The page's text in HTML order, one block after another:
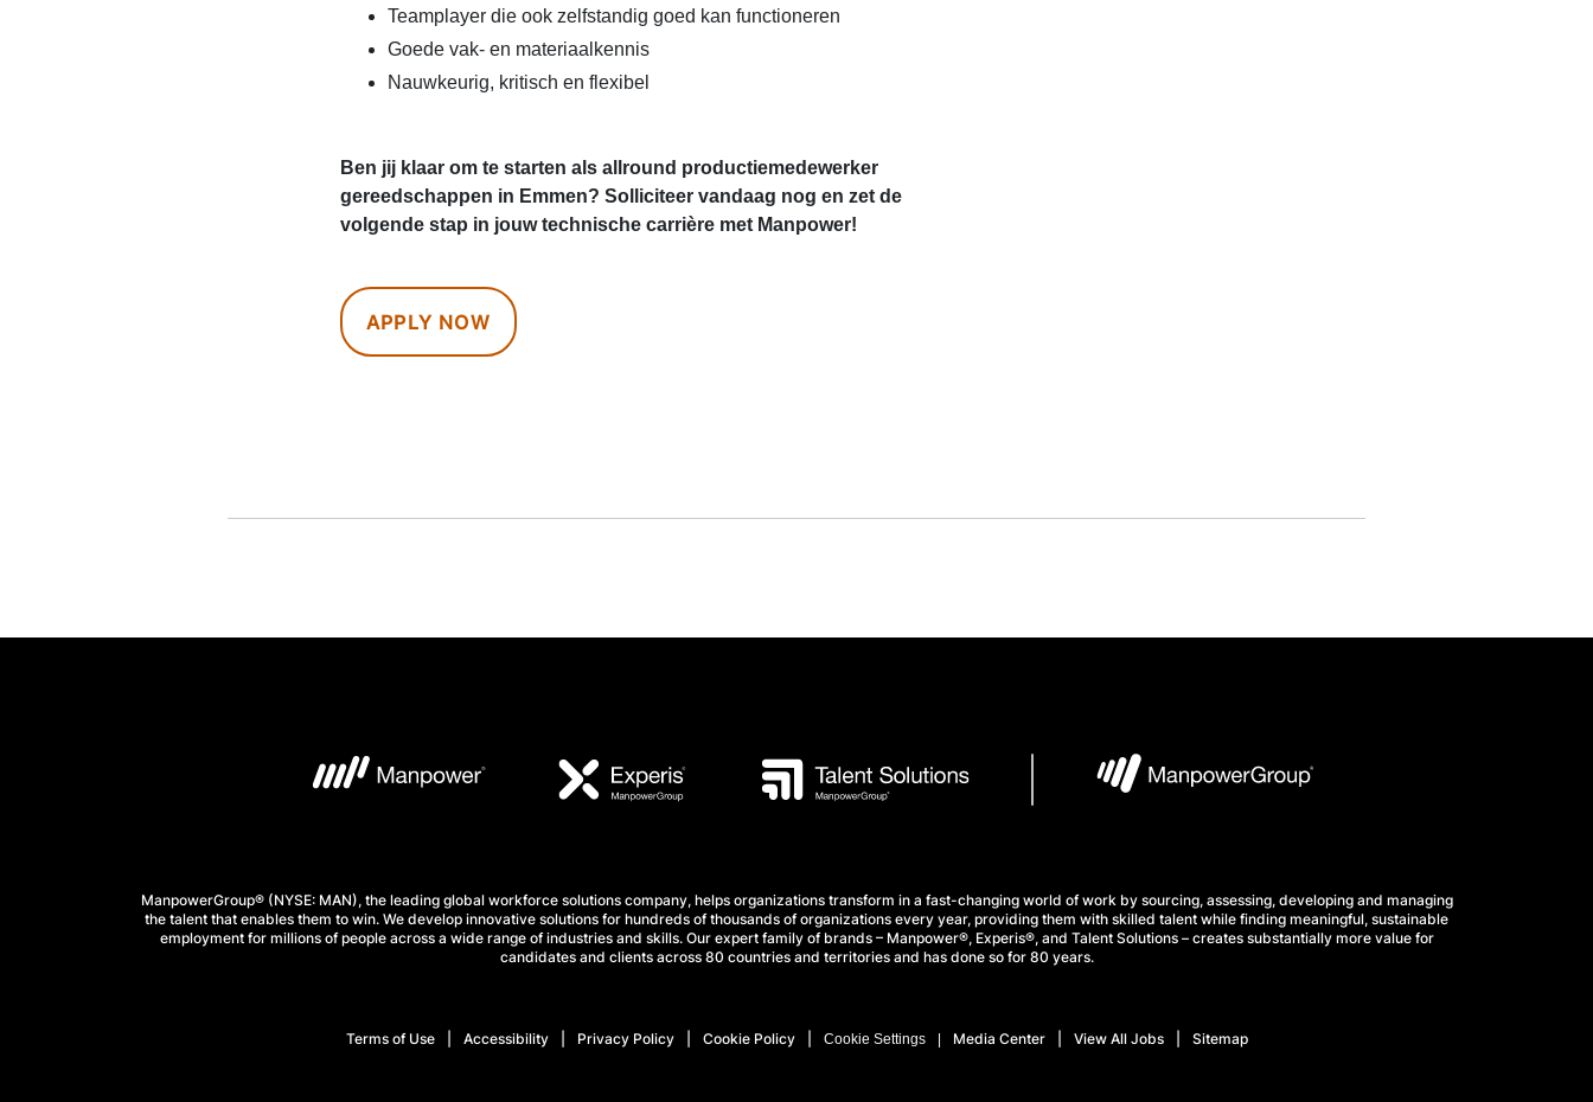
Teamplayer die ook zelfstandig goed kan functioneren
Goede vak- en materiaalkennis
Nauwkeurig, kritisch en flexibel
Ben jij klaar om te starten als allround productiemedewerker
gereedschappen in Emmen? Solliciteer vandaag nog en zet de
volgende stap in jouw technische carrière met Manpower!
APPLY NOW
ManpowerGroup® (NYSE: MAN), the leading global workforce solutions company, helps organizations transform in a fast-changing world of work by sourcing, assessing, developing and managing
the talent that enables them to win. We develop innovative solutions for hundreds of thousands of organizations every year, providing them with skilled talent while finding meaningful, sustainable
employment for millions of people across a wide range of industries and skills. Our expert family of brands – Manpower®, Experis®, and Talent Solutions – creates substantially more value for
candidates and clients across 80 countries and territories and has done so for 80 years.
Terms of Use Accessibility Privacy Policy Cookie Policy Cookie Settings Media Center View All Jobs Sitemap